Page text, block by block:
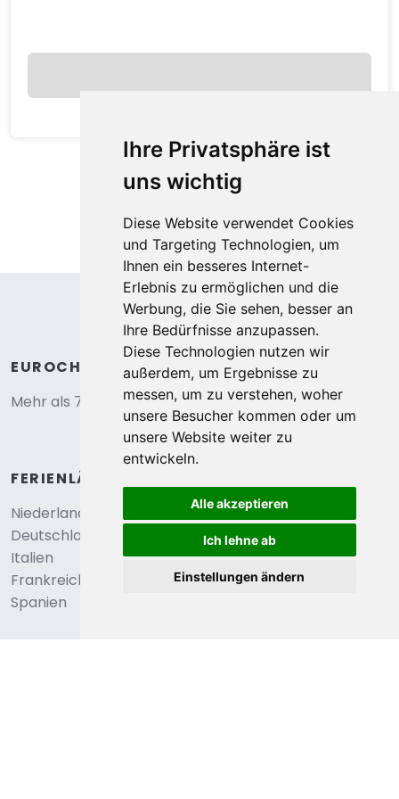
Ihre Privatsphäre ist
uns wichtig
Diese Website verwendet Cookies
und Targeting Technologien, um
Ihnen ein besseres Internet-
Erlebnis zu ermöglichen und die
Werbung, die Sie sehen, besser an
Ihre Bedürfnisse anzupassen.
Diese Technologien nutzen wir
außerdem, um Ergebnisse zu
messen, um zu verstehen, woher
unsere Besucher kommen oder um
unsere Website weiter zu
entwickeln.
Alle akzeptieren
Ich lehne ab
Einstellungen ändern
Gentianes GNA17 COSY & MOUNTAIN 4 Pers.
4,0
Châtel, Rhone Alpes, Frankreich
Wohnung in Châtel mit Talblick
0 Schlafzimmer
€ 89
durchschnittlich
Anzeigen